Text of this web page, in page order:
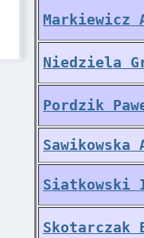
Markiewicz
Niedziela
Pordzik
Sawikowska
Siatkowski
Skotarczak